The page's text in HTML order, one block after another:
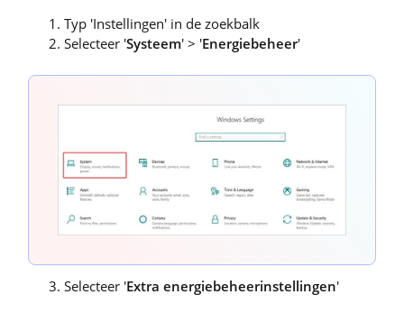
Typ 'Instellingen' in de zoekbalk
Selecteer 'Systeem' > 'Energiebeheer'
Selecteer 'Extra energiebeheerinstellingen'